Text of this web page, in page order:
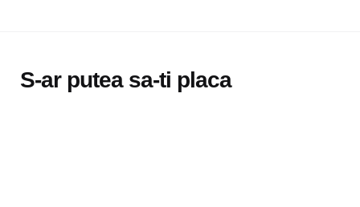
S-ar putea sa-ti placa